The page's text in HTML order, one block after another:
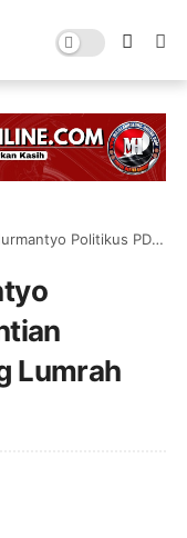
Pergantian Panglima TNI Hal yang Lumrah
Lumrah